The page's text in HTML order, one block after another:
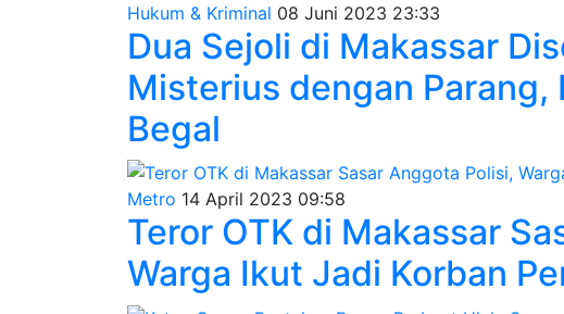
Hukum & Kriminal 08 Juni 2023 23:33
Dua Sejoli di Makassar
Misterius dengan Parang,
Begal
Metro 14 April 2023 09:58
Teror OTK di Makassar
Warga Ikut Jadi Korban